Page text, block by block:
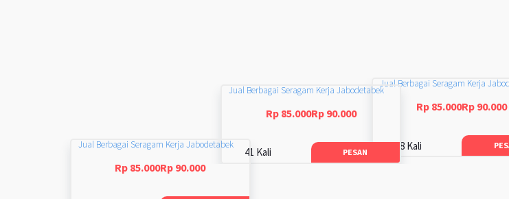
Jual Berbagai Seragam Kerja
Rp 85.000Rp 90.000
48 Kali
Jual Berbagai Seragam Kerja Jabodetabek
Rp 85.000Rp 90.000
41 Kali PESAN
Jual Berbagai Seragam Kerja Jabodetabek
Rp 85.000Rp 90.000